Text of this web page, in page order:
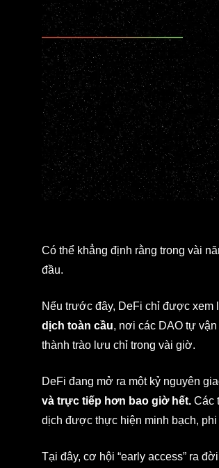
Có thể khẳng định rằng trong vài
đầu.
Nếu trước đây, DeFi chỉ được xem
dịch toàn cầu, nơi các DAO tự
thành trào lưu chỉ trong vài giờ.
DeFi đang mở ra một kỷ nguyên
và trực tiếp hơn bao giờ hết. Các
dịch được thực hiện minh bạch,
Tại đây, cơ hội “early access” ra